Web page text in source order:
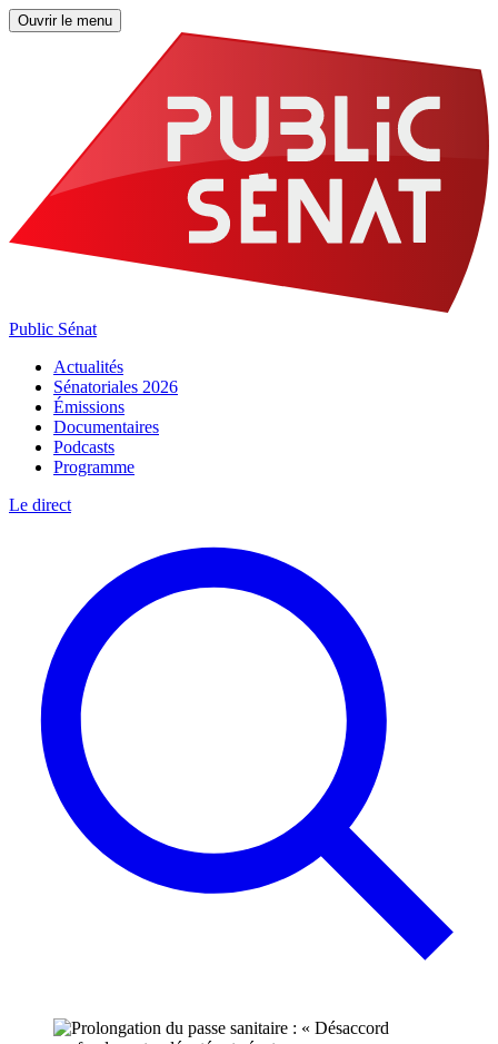
Ouvrir le menu
Public Sénat
Actualités
Sénatoriales 2026
Émissions
Documentaires
Podcasts
Programme
Le direct